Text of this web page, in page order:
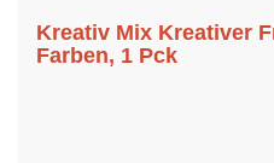
Kreativ Mix Kreativer
Farben, 1 Pck